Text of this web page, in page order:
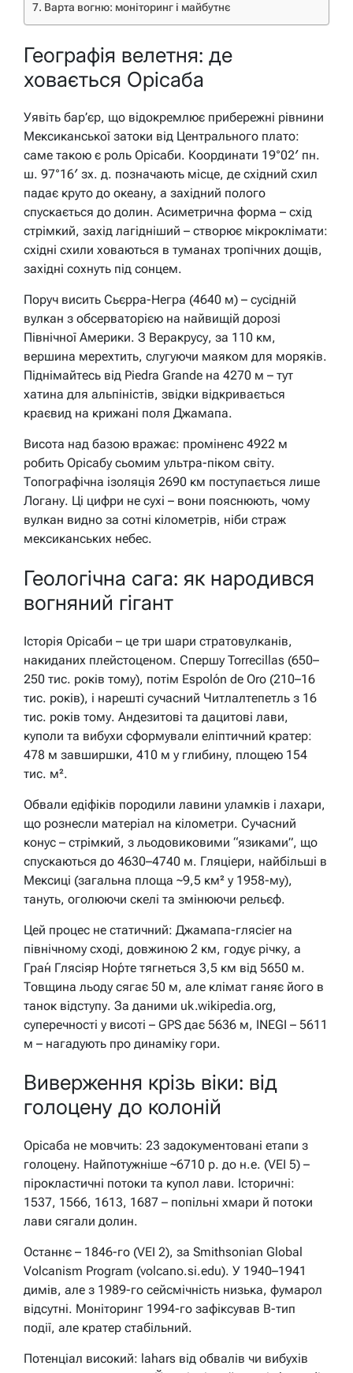
Варта вогню: моніторинг і майбутнє
Географія велетня: де
ховається Орісаба
Уявіть бар’єр, що відокремлює прибережні рівнини
Мексиканської затоки від Центрального плато:
саме такою є роль Орісаби. Координати 19°02′ пн.
ш. 97°16′ зх. д. позначають місце, де східний схил
падає круто до океану, а західний полого
спускається до долин. Асиметрична форма – схід
стрімкий, захід лагідніший – створює мікроклімати:
східні схили ховаються в туманах тропічних дощів,
західні сохнуть під сонцем.
Поруч висить Сьєрра-Негра (4640 м) – сусідній
вулкан з обсерваторією на найвищій дорозі
Північної Америки. З Веракрусу, за 110 км,
вершина мерехтить, слугуючи маяком для моряків.
Піднімайтесь від Piedra Grande на 4270 м – тут
хатина для альпіністів, звідки відкривається
краєвид на крижані поля Джамапа.
Висота над базою вражає: проміненс 4922 м
робить Орісабу сьомим ультра-піком світу.
Топографічна ізоляція 2690 км поступається лише
Логану. Ці цифри не сухі – вони пояснюють, чому
вулкан видно за сотні кілометрів, ніби страж
мексиканських небес.
Геологічна сага: як народився
вогняний гігант
Історія Орісаби – це три шари стратовулканів,
накиданих плейстоценом. Спершу Torrecillas (650–
250 тис. років тому), потім Espolón de Oro (210–16
тис. років), і нарешті сучасний Читлалтепетль з 16
тис. років тому. Андезитові та дацитові лави,
куполи та вибухи сформували еліптичний кратер:
478 м завширшки, 410 м у глибину, площею 154
тис. м².
Обвали едіфіків породили лавини уламків і лахари,
що рознесли матеріал на кілометри. Сучасний
конус – стрімкий, з льодовиковими “язиками”, що
спускаються до 4630–4740 м. Гляціери, найбільші в
Мексиці (загальна площа ~9,5 км² у 1958-му),
тануть, оголюючи скелі та змінюючи рельєф.
Цей процес не статичний: Джамапа-гляcier на
північному сході, довжиною 2 км, годує річку, а
Гра́н Глясіяр Но́рте тягнеться 3,5 км від 5650 м.
Товщина льоду сягає 50 м, але клімат ганяє його в
танок відступу. За даними uk.wikipedia.org,
суперечності у висоті – GPS дає 5636 м, INEGI – 5611
м – нагадують про динаміку гори.
Виверження крізь віки: від
голоцену до колоній
Орісаба не мовчить: 23 задокументовані етапи з
голоцену. Найпотужніше ~6710 р. до н.е. (VEI 5) –
пірокластичні потоки та купол лави. Історичні:
1537, 1566, 1613, 1687 – попільні хмари й потоки
лави сягали долин.
Останнє – 1846-го (VEI 2), за Smithsonian Global
Volcanism Program (volcano.si.edu). У 1940–1941
димів, але з 1989-го сейсмічність низька, фумарол
відсутні. Моніторинг 1994-го зафіксував B-тип
події, але кратер стабільний.
Потенціал високий: lahars від обвалів чи вибухів